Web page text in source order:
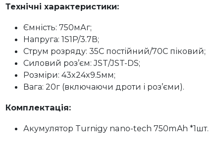
Технічні характеристики:
Ємність: 750мАг;
Напруга: 1S1P/3.7В;
Струм розряду: 35C постійний/70C піковий;
Силовий роз’єм: JST/JST-DS;
Розміри: 43x24x9.5мм;
Вага: 20г (включаючи дроти і роз’єми).
Комплектація:
Акумулятор Turnigy nano-tech 750mAh *1шт.